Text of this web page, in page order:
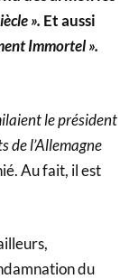
». Et aussi
Immortel ».
le président
de l’Allemagne
Au fait, il est
du